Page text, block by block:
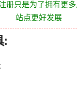
册只是为了拥有更
站点更好发展
: